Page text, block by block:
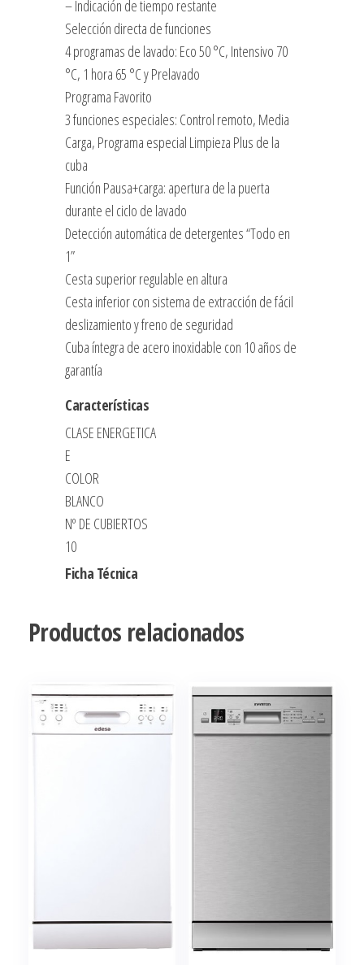
– Indicación de tiempo restante
Selección directa de funciones
4 programas de lavado: Eco 50 °C, Intensivo 70
°C, 1 hora 65 °C y Prelavado
Programa Favorito
3 funciones especiales: Control remoto, Media
Carga, Programa especial Limpieza Plus de la
cuba
Función Pausa+carga: apertura de la puerta
durante el ciclo de lavado
Detección automática de detergentes “Todo en
1”
Cesta superior regulable en altura
Cesta inferior con sistema de extracción de fácil
deslizamiento y freno de seguridad
Cuba íntegra de acero inoxidable con 10 años de
garantía
Características
CLASE ENERGETICA
E
COLOR
BLANCO
Nº DE CUBIERTOS
10
Ficha Técnica
Productos relacionados